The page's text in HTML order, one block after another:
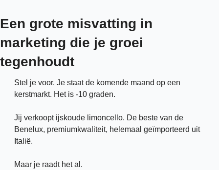
Een grote misvatting in
marketing die je groei
tegenhoudt
Stel je voor. Je staat de komende maand op een
kerstmarkt. Het is -10 graden.
Jij verkoopt ijskoude limoncello. De beste van de
Benelux, premiumkwaliteit, helemaal geïmporteerd uit
Italië.
Maar je raadt het al.